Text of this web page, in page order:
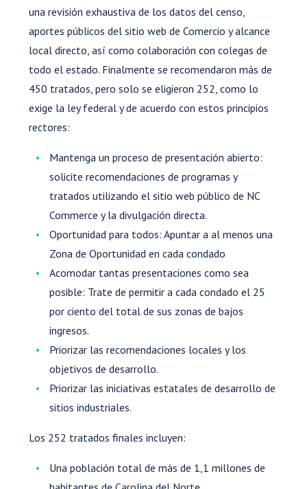
una revisión exhaustiva de los datos del censo,
aportes públicos del sitio web de Comercio y alcance
local directo, así como colaboración con colegas de
todo el estado. Finalmente se recomendaron más de
450 tratados, pero solo se eligieron 252, como lo
exige la ley federal y de acuerdo con estos principios
rectores:
Mantenga un proceso de presentación abierto:
solicite recomendaciones de programas y
tratados utilizando el sitio web público de NC
Commerce y la divulgación directa.
Oportunidad para todos: Apuntar a al menos una
Zona de Oportunidad en cada condado
Acomodar tantas presentaciones como sea
posible: Trate de permitir a cada condado el 25
por ciento del total de sus zonas de bajos
ingresos.
Priorizar las recomendaciones locales y los
objetivos de desarrollo.
Priorizar las iniciativas estatales de desarrollo de
sitios industriales.
Los 252 tratados finales incluyen:
Una población total de más de 1,1 millones de